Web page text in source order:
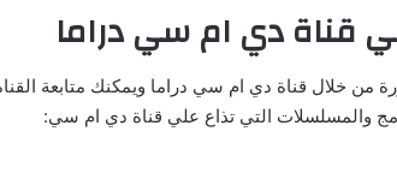
قناة دي ام سي دراما
من خلال قناة دي ام سي دراما ويمكنك متابعة
والمسلسلات التي تذاع علي قناة دي ام سي: